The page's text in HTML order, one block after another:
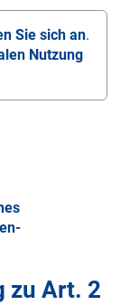
Sie sich an.
Nutzung
zu Art. 2